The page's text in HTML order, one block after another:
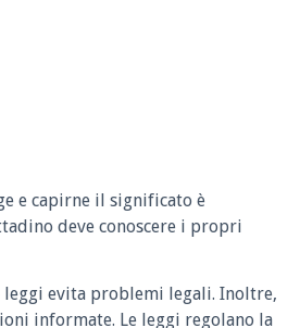
e capirne il significato è
deve conoscere i propri
leggi evita problemi legali. Inoltre,
informate. Le leggi regolano la